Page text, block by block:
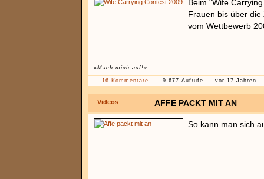
«Mach mich auf!»
Beim "Wife
Frauen bis über
vom Wettbewerb
16 Kommentare 9.677 Aufrufe vor 17 Jahren
Videos AFFE PACKT MIT AN
So kann man sich